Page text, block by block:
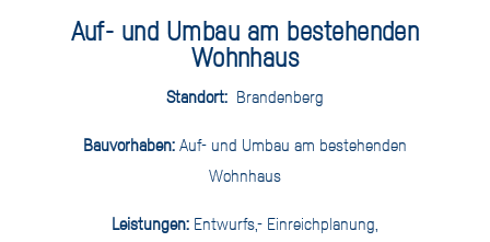
Auf- und Umbau am bestehenden
Wohnhaus
Standort: Brandenberg
Bauvorhaben: Auf- und Umbau am bestehenden
Wohnhaus
Leistungen: Entwurfs,- Einreichplanung,